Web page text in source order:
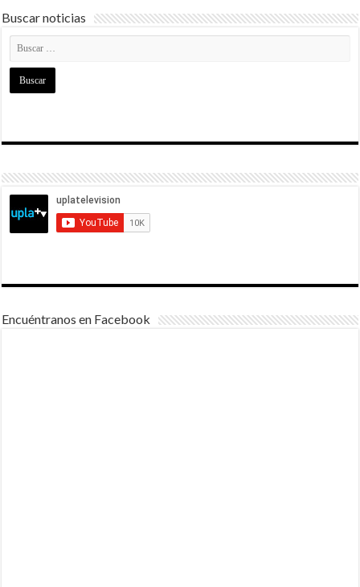
Buscar noticias
Encuéntranos en Facebook